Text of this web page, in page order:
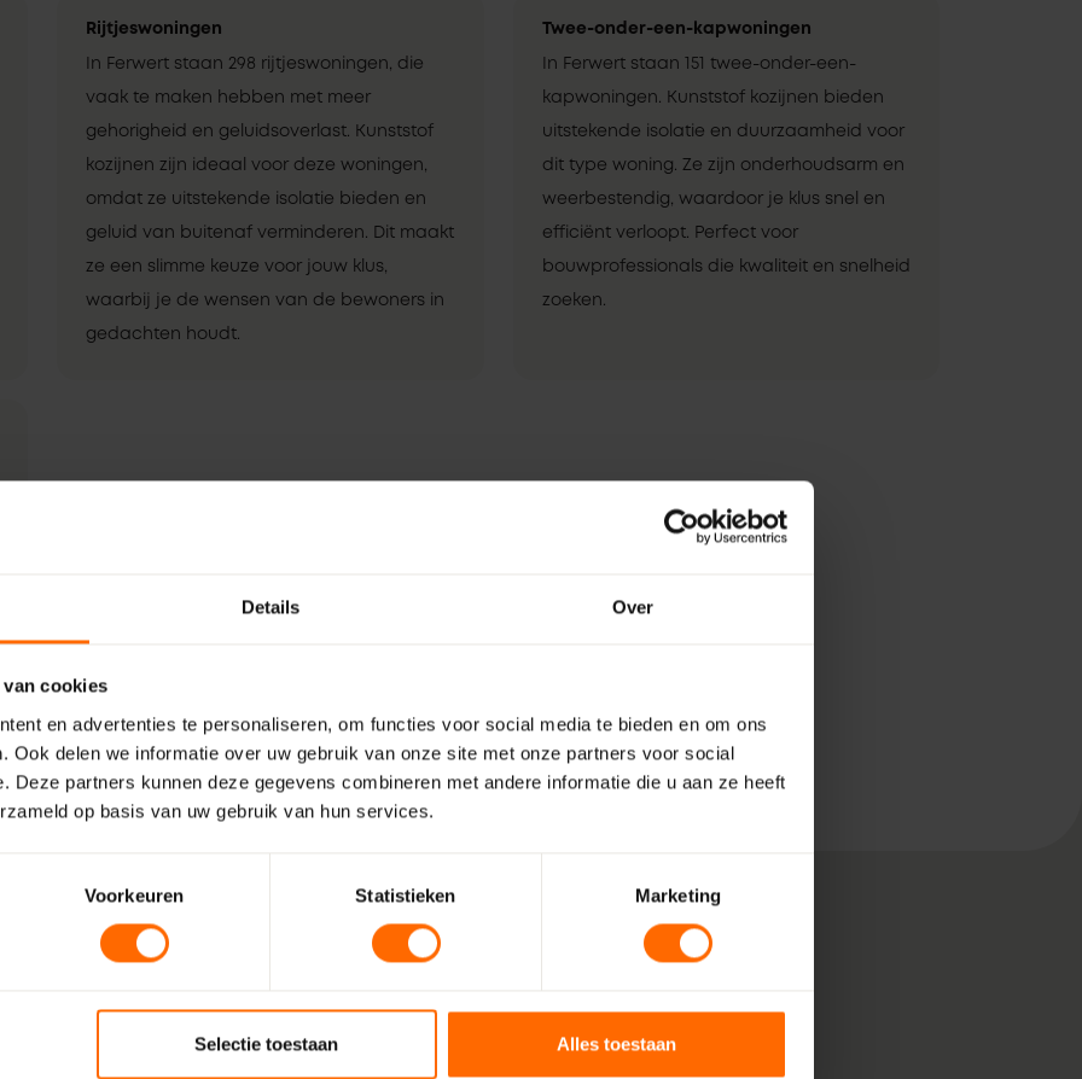
Details Over
van cookies
en advertenties te personaliseren, om functies voor social media te bieden en om ons
Ook delen we informatie over uw gebruik van onze site met onze partners voor social
Deze partners kunnen deze gegevens combineren met andere informatie die u aan ze heeft
op basis van uw gebruik van hun services.
Voorkeuren Statistieken Marketing
Selectie toestaan Alles toestaan
Rijtjeswoningen
In Ferwert staan 298 rijtjeswoningen, die
vaak te maken hebben met meer
gehorigheid en geluidsoverlast. Kunststof
kozijnen zijn ideaal voor deze woningen,
omdat ze uitstekende isolatie bieden en
geluid van buitenaf verminderen. Dit maakt
ze een slimme keuze voor jouw klus,
waarbij je de wensen van de bewoners in
gedachten houdt.
Twee-onder-een-kapwoningen
In Ferwert staan 151 twee-onder-een-
kapwoningen. Kunststof kozijnen bieden
uitstekende isolatie en duurzaamheid voor
dit type woning. Ze zijn onderhoudsarm en
weerbestendig, waardoor je klus snel en
efficiënt verloopt. Perfect voor
bouwprofessionals die kwaliteit en snelheid
zoeken.
vakmensen. Echte professionals die weten wat het beste is voor jouw klus in
Ferwert. Combineer dat met de wil om het bestellen van kunststof kozijnen